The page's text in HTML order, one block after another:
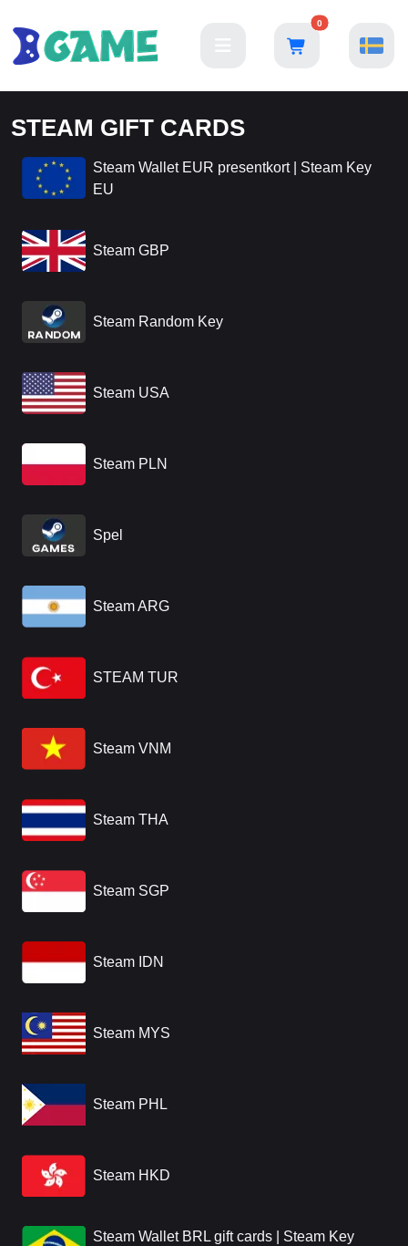
0
STEAM GIFT CARDS
Steam Wallet EUR presentkort | Steam Key
EU
Steam GBP
Steam Random Key
Steam USA
Steam PLN
Spel
Steam ARG
STEAM TUR
Steam VNM
Steam THA
Steam SGP
Steam IDN
Steam MYS
Steam PHL
Steam HKD
Steam Wallet BRL gift cards | Steam Key